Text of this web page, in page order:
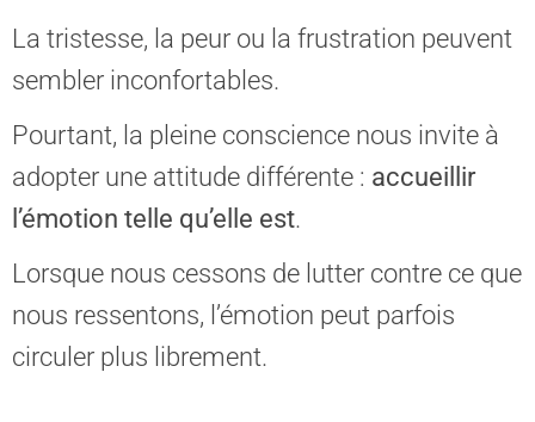
La tristesse, la peur ou la frustration peuvent
sembler inconfortables.
Pourtant, la pleine conscience nous invite à
adopter une attitude différente : accueillir
l’émotion telle qu’elle est.
Lorsque nous cessons de lutter contre ce que
nous ressentons, l’émotion peut parfois
circuler plus librement.